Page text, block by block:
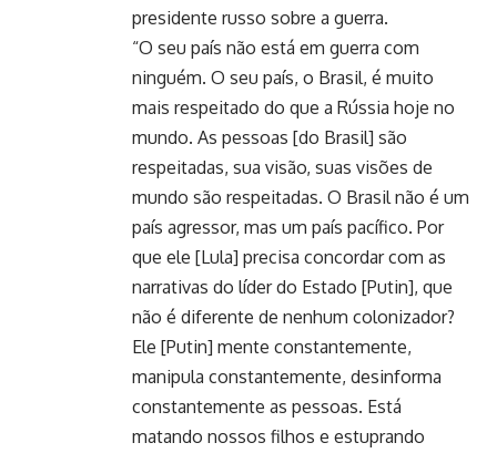
presidente russo sobre a guerra.
“O seu país não está em guerra com
ninguém. O seu país, o Brasil, é muito
mais respeitado do que a Rússia hoje no
mundo. As pessoas [do Brasil] são
respeitadas, sua visão, suas visões de
mundo são respeitadas. O Brasil não é um
país agressor, mas um país pacífico. Por
que ele [Lula] precisa concordar com as
narrativas do líder do Estado [Putin], que
não é diferente de nenhum colonizador?
Ele [Putin] mente constantemente,
manipula constantemente, desinforma
constantemente as pessoas. Está
matando nossos filhos e estuprando